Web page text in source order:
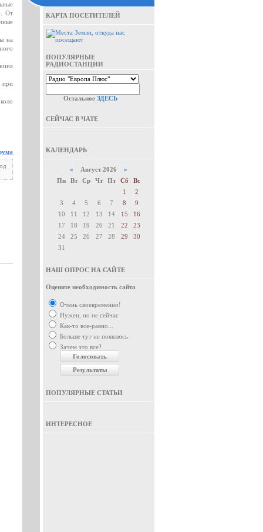
От
на
при
КАРТА ПОСЕТИТЕЛЕЙ
ПОПУЛЯРНЫЕ
РАДИОСТАНЦИИ
Остальное ЗДЕСЬ
СЕЙЧАС В ЧАТЕ
КАЛЕНДАРЬ
« Август 2026 »
Пн
Вт Ср Чт Пт Сб
Вс
1
2
3
4 5 6 7 8
9
10
11 12 13 14 15
16
17
18 19 20 21 22
23
24
25 26 27 28 29
30
31
НАШ ОПРОС НА САЙТЕ
Оцените необходимость сайта
Очень своевременно!
Нужен, но не сейчас
Как-то все-равно...
Больше тут не появлюсь
Зачем это все?
ПОПУЛЯРНЫЕ СТАТЬИ
ИНТЕРЕСНОЕ